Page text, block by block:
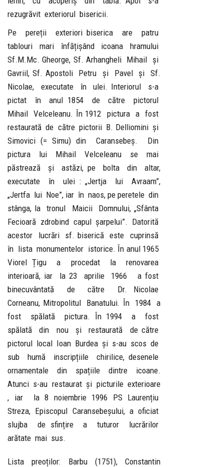
rezugrăvit exteriorul bisericii.
Pe pereții exteriori biserica are patru
tablouri mari înfățișând icoana hramului
Sf.M.Mc. Gheorge, Sf. Arhangheli Mihail și
Gavriil, Sf. Apostoli Petru și Pavel și Sf.
Nicolae, executate în ulei. Interiorul s-a
pictat în anul 1854 de către pictorul
Mihail Velceleanu. În 1912 pictura a fost
restaurată de către pictorii B. Delliomini și
Simovici (= Simu) din Caransebeș. Din
pictura lui Mihail Velceleanu se mai
păstrează și astăzi, pe bolta din altar,
executate în ulei : „Jertja lui Avraam”,
„Jertfa lui Noe”, iar în naos, pe peretele din
stânga, la tronul Maicii Domnului, „Sfânta
Fecioară zdrobind capul șarpelui”. Datorită
acestor lucrări sf. biserică este cuprinsă
în lista monumentelor istorice. În anul 1965
Viorel Țigu a procedat la renovarea
interioară, iar la 23 aprilie 1966 a fost
binecuvântată de către Dr. Nicolae
Corneanu, Mitropolitul Banatului. În 1984 a
fost spălată pictura. În 1994 a fost
spălată din nou și restaurată de către
pictorul local Ioan Burdea și s-au scos de
sub humă inscripțiile chirilice, desenele
ornamentale din spațiile dintre icoane.
Atunci s-au restaurat și picturile exterioare
, iar la 8 noiembrie 1996 PS Laurențiu
Streza, Episcopul Caransebeșului, a oficiat
slujba de sfințire a tuturor lucrărilor
arătate mai sus.
Lista preoților: Barbu (1751), Constantin